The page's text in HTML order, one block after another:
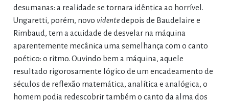
desumanas: a realidade se tornara idêntica ao horrível.
Ungaretti, porém, novo videntedepois de Baudelaire e
Rimbaud, tem a acuidade de desvelar na máquina
aparentemente mecânica uma semelhança com o canto
poético: o ritmo. Ouvindo bem a máquina, aquele
resultado rigorosamente lógico de um encadeamento de
séculos de reflexão matemática, analítica e analógica, o
homem podia redescobrir também o canto da alma dos